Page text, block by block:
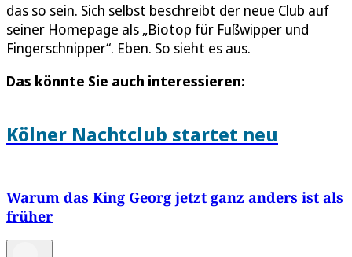
das so sein. Sich selbst beschreibt der neue Club auf
seiner Homepage als „Biotop für Fußwipper und
Fingerschnipper“. Eben. So sieht es aus.
Das könnte Sie auch interessieren:
Kölner Nachtclub startet neu
Warum das King Georg jetzt ganz anders ist als
früher